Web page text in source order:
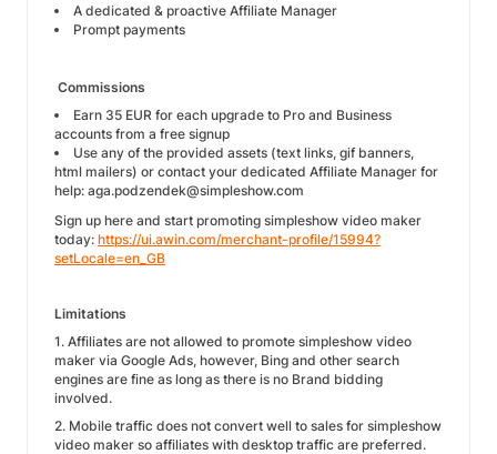
A dedicated & proactive Affiliate Manager
Prompt payments
Commissions
Earn 35 EUR for each upgrade to Pro and Business
accounts from a free signup
Use any of the provided assets (text links, gif banners,
html mailers) or contact your dedicated Affiliate Manager for
help: aga.podzendek@simpleshow.com
Sign up here and start promoting simpleshow video maker
today: https://ui.awin.com/merchant-profile/15994?
setLocale=en_GB
Limitations
1. Affiliates are not allowed to promote simpleshow video
maker via Google Ads, however, Bing and other search
engines are fine as long as there is no Brand bidding
involved.
2. Mobile traffic does not convert well to sales for simpleshow
video maker so affiliates with desktop traffic are preferred.